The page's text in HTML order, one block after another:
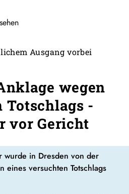
Ausgang vorbei
wegen
Totschlags -
vor Gericht
wurde in Dresden von der
eines versuchten Totschlags